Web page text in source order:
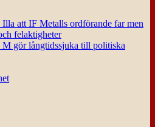
Illa att IF Metalls ordförande far men
felaktigheter
M gör långtidssjuka till politiska